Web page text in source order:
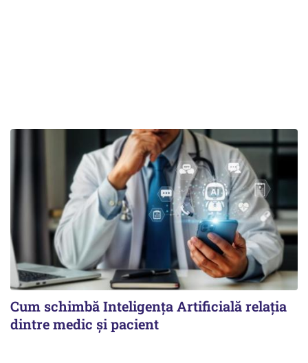
Cum schimbă Inteligența Artificială relația
dintre medic și pacient